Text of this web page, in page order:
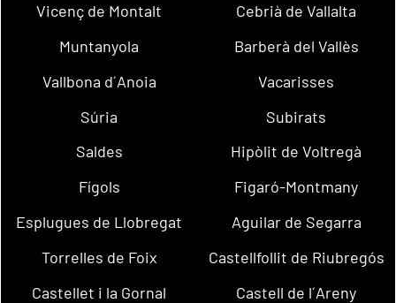
Vicenç de Montalt
Cebrià de Vallalta
Muntanyola
Barberà del Vallès
Vallbona d´Anoia
Vacarisses
Súria
Subirats
Saldes
Hipòlit de Voltregà
Fígols
Figaró-Montmany
Esplugues de Llobregat
Aguilar de Segarra
Torrelles de Foix
Castellfollit de Riubregós
Castellet i la Gornal
Castell de l´Areny